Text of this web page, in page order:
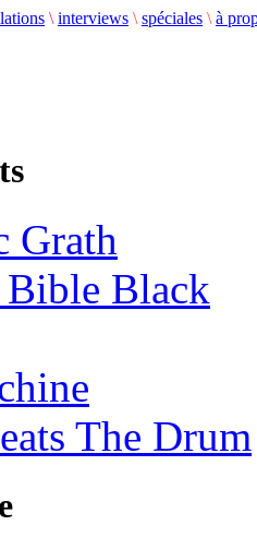
\ interviews \ spéciales \ à
Grath
Bible Black
The Drum